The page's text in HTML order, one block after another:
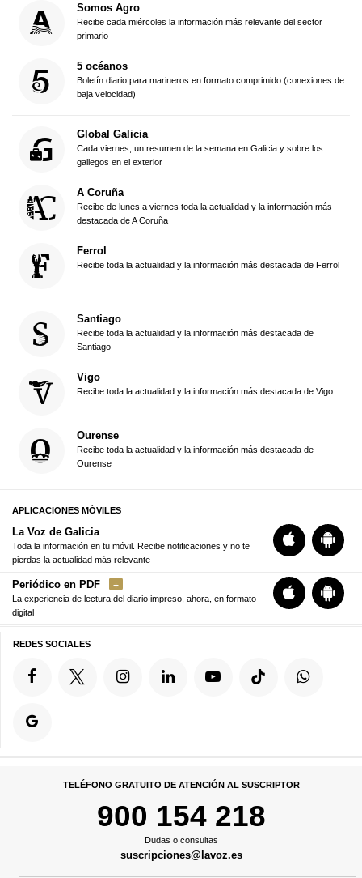
Somos Agro
Recibe cada miércoles la información más relevante del sector
primario
5 océanos
Boletín diario para marineros en formato comprimido (conexiones de
baja velocidad)
Global Galicia
Cada viernes, un resumen de la semana en Galicia y sobre los
gallegos en el exterior
A Coruña
Recibe de lunes a viernes toda la actualidad y la información más
destacada de A Coruña
Ferrol
Recibe toda la actualidad y la información más destacada de Ferrol
Santiago
Recibe toda la actualidad y la información más destacada de
Santiago
Vigo
Recibe toda la actualidad y la información más destacada de Vigo
Ourense
Recibe toda la actualidad y la información más destacada de
Ourense
APLICACIONES MÓVILES
La Voz de Galicia
Toda la información en tu móvil. Recibe notificaciones y no te
pierdas la actualidad más relevante
Periódico en PDF
La experiencia de lectura del diario impreso, ahora, en formato
digital
REDES SOCIALES
TELÉFONO GRATUITO DE ATENCIÓN AL SUSCRIPTOR
900 154 218
Dudas o consultas
suscripciones@lavoz.es